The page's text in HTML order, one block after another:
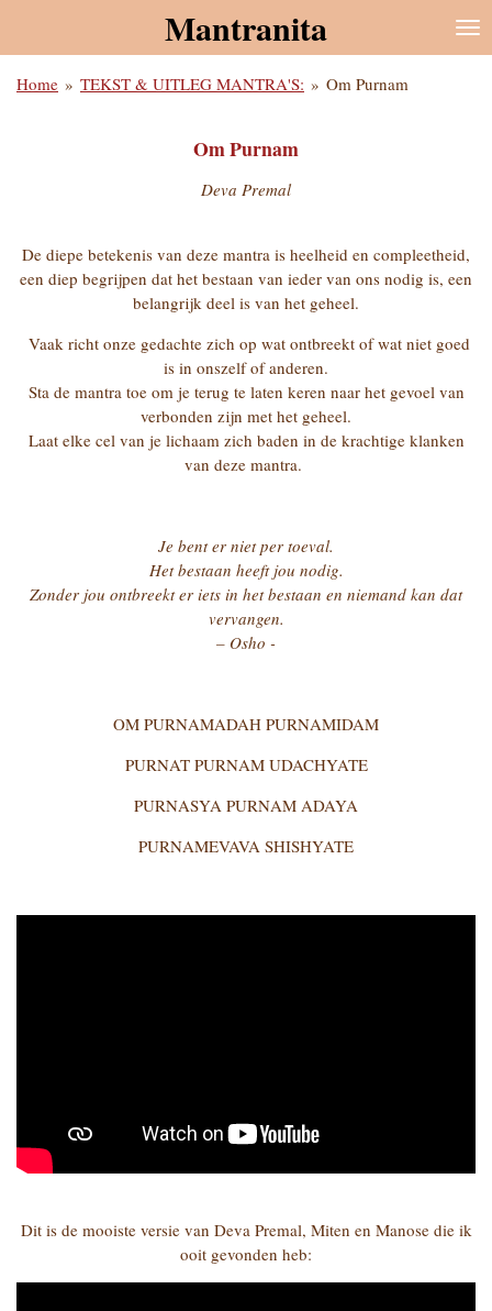
de
Mantranita
Home » TEKST & UITLEG MANTRA'S: » Om Purnam
Om Purnam
Deva Premal
De diepe betekenis van deze mantra is heelheid en compleetheid,
een diep begrijpen dat het bestaan van ieder van ons nodig is, een
belangrijk deel is van het geheel.
Vaak richt onze gedachte zich op wat ontbreekt of wat niet goed
is in onszelf of anderen.
Sta de mantra toe om je terug te laten keren naar het gevoel van
verbonden zijn met het geheel.
Laat elke cel van je lichaam zich baden in de krachtige klanken
van deze mantra.
Je bent er niet per toeval.
Het bestaan heeft jou nodig.
Zonder jou ontbreekt er iets in het bestaan en niemand kan dat
vervangen.
– Osho -
OM PURNAMADAH PURNAMIDAM
PURNAT PURNAM UDACHYATE
PURNASYA PURNAM ADAYA
PURNAMEVAVA SHISHYATE
Dit is de mooiste versie van Deva Premal, Miten en Manose die ik
ooit gevonden heb: